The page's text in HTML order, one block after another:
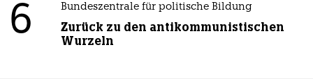
6 Bundeszentrale für politische Bildung
Zurück zu den antikommunistischen
Wurzeln